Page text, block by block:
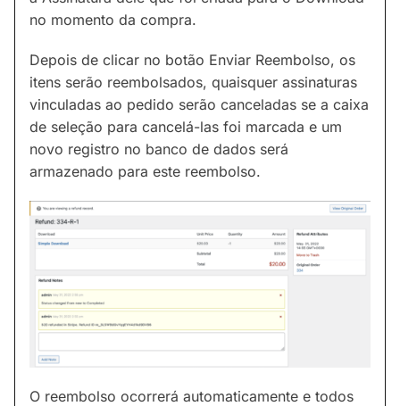
no momento da compra.
Depois de clicar no botão Enviar Reembolso, os
itens serão reembolsados, quaisquer assinaturas
vinculadas ao pedido serão canceladas se a caixa
de seleção para cancelá-las foi marcada e um
novo registro no banco de dados será
armazenado para este reembolso.
O reembolso ocorrerá automaticamente e todos